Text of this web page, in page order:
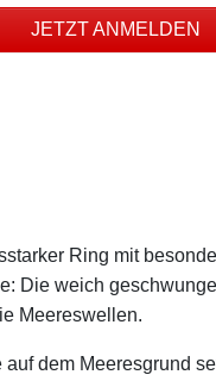
JETZT ANMELDEN
Ring mit
Die weich
Meereswellen.
auf dem Meeresgrund